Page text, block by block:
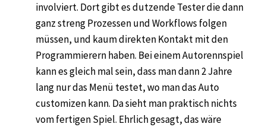
involviert. Dort gibt es dutzende Tester die dann
ganz streng Prozessen und Workflows folgen
müssen, und kaum direkten Kontakt mit den
Programmierern haben. Bei einem Autorennspiel
kann es gleich mal sein, dass man dann 2 Jahre
lang nur das Menü testet, wo man das Auto
customizen kann. Da sieht man praktisch nichts
vom fertigen Spiel. Ehrlich gesagt, das wäre